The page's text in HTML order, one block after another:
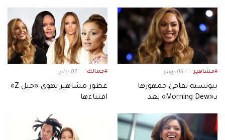
#مشاهير 06 يوليو
بيونسيه تفاجئ جمهورها
بـ«Morning Dew» بعد
#جمالك 07 يناير
عطور مشاهير يهوى «جيل Z»
اقتناءها